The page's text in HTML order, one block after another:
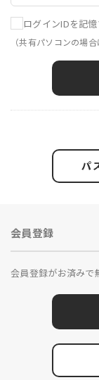
ログインIDを記憶
（共有パソコンの場
パ
会員登録
会員登録がお済みで